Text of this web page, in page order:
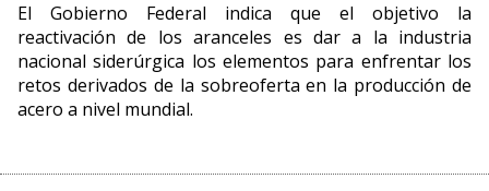
El Gobierno Federal indica que el objetivo la
reactivación de los aranceles es dar a la industria
nacional siderúrgica los elementos para enfrentar los
retos derivados de la sobreoferta en la producción de
acero a nivel mundial.